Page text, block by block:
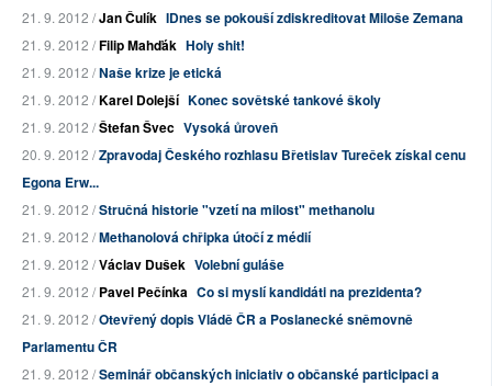
21. 9. 2012 /Jan Čulík IDnes se pokouší zdiskreditovat Miloše Zemana
21. 9. 2012 /Filip Mahďák Holy shit!
21. 9. 2012 /Naše krize je etická
21. 9. 2012 /Karel Dolejší Konec sovětské tankové školy
21. 9. 2012 /Štefan Švec Vysoká ůroveň
20. 9. 2012 /Zpravodaj Českého rozhlasu Břetislav Tureček získal cenu
Egona Erw...
21. 9. 2012 /Stručná historie "vzetí na milost" methanolu
21. 9. 2012 /Methanolová chřipka útočí z médií
21. 9. 2012 /Václav Dušek Volební guláše
21. 9. 2012 /Pavel Pečínka Co si myslí kandidáti na prezidenta?
21. 9. 2012 /Otevřený dopis Vládě ČR a Poslanecké sněmovně
Parlamentu ČR
21. 9. 2012 /Seminář občanských iniciativ o občanské participaci a